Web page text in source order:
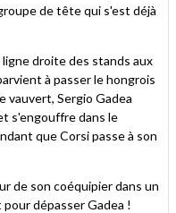
de tête qui s'est déjà
ligne droite des stands aux
à passer le hongrois
vauvert, Sergio Gadea
s'engouffre dans le
que Corsi passe à son
de son coéquipier dans un
dépasser Gadea !